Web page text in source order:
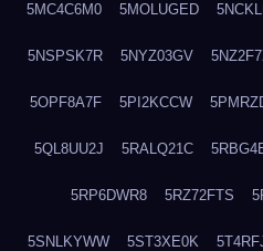
5MC4C6M0 5MOLUGED
5NSPSK7R 5NYZ03GV
5OPF8A7F 5PI2KCCW
5QL8UU2J 5RALQ21C
5RP6DWR8 5RZ72FTS
5SNLKYWW 5ST3XE0K